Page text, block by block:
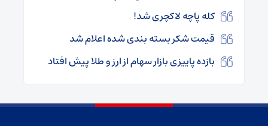
کله پاچه لاکچری شد!
قیمت شکر بسته بندی شده اعلام شد
بازده پاییزی بازار سهام از ارز و طلا پیش افتاد